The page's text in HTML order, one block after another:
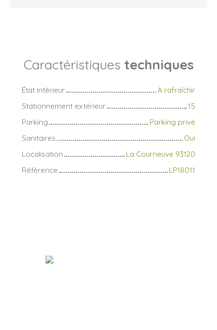
Caractéristiques techniques
État intérieur
A rafraîchir
Stationnement extérieur
15
Parking
Parking privé
Sanitaires
Oui
Localisation
La Courneuve 93120
Référence
LP18011